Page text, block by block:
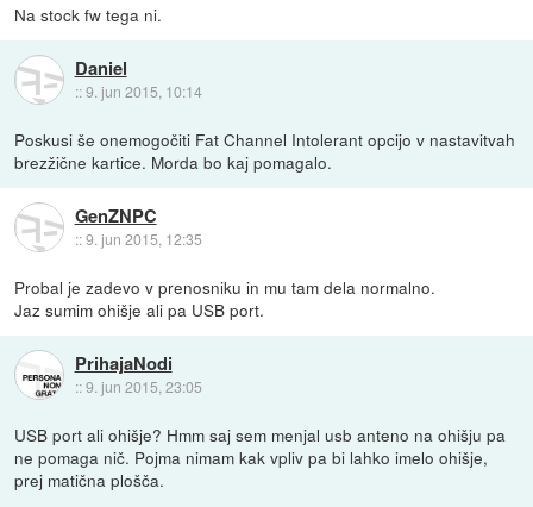
Na stock fw tega ni.
Daniel
::9. jun 2015, 10:14
Poskusi še onemogočiti Fat Channel Intolerant opcijo v nastavitvah
brezžične kartice. Morda bo kaj pomagalo.
GenZNPC
::9. jun 2015, 12:35
Probal je zadevo v prenosniku in mu tam dela normalno.
Jaz sumim ohišje ali pa USB port.
PrihajaNodi
::9. jun 2015, 23:05
USB port ali ohišje? Hmm saj sem menjal usb anteno na ohišju pa
ne pomaga nič. Pojma nimam kak vpliv pa bi lahko imelo ohišje,
prej matična plošča.